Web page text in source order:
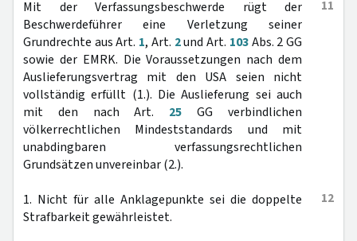
11
Mit der Verfassungsbeschwerde rügt der
Beschwerdeführer eine Verletzung seiner
Grundrechte aus Art. 1, Art. 2und Art. 103Abs. 2 GG
sowie der EMRK. Die Voraussetzungen nach dem
Auslieferungsvertrag mit den USA seien nicht
vollständig erfüllt (1.). Die Auslieferung sei auch
mit den nach Art. 25 GG verbindlichen
völkerrechtlichen Mindeststandards und mit
unabdingbaren verfassungsrechtlichen
Grundsätzen unvereinbar (2.).
12
1. Nicht für alle Anklagepunkte sei die doppelte
Strafbarkeit gewährleistet.